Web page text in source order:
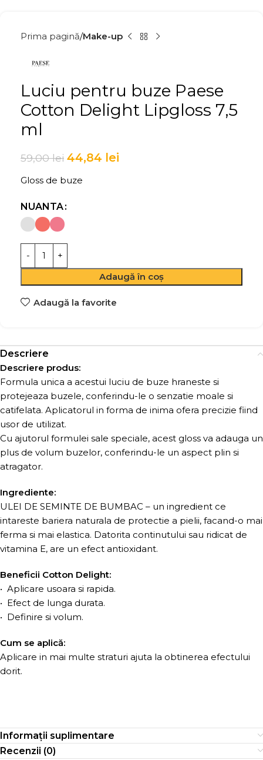
Prima pagină Make-up
Luciu pentru buze Paese
Cotton Delight Lipgloss 7,5
ml
59,00lei 44,84 lei
Gloss de buze
NUANTA
Adaugă în coș
Adaugă la favorite
Descriere
Descriere produs:
Formula unica a acestui luciu de buze hraneste si
protejeaza buzele, conferindu-le o senzatie moale si
catifelata. Aplicatorul in forma de inima ofera precizie fiind
usor de utilizat.
Cu ajutorul formulei sale speciale, acest gloss va adauga un
plus de volum buzelor, conferindu-le un aspect plin si
atragator.
Ingrediente:
ULEI DE SEMINTE DE BUMBAC – un ingredient ce
intareste bariera naturala de protectie a pielii, facand-o mai
ferma si mai elastica. Datorita continutului sau ridicat de
vitamina E, are un efect antioxidant.
Beneficii Cotton Delight:
• Aplicare usoara si rapida.
• Efect de lunga durata.
• Definire si volum.
Cum se aplică:
Aplicare in mai multe straturi ajuta la obtinerea efectului
dorit.
Informații suplimentare
Recenzii (0)